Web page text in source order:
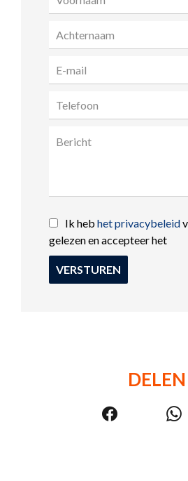
Ik heb het privacybeleid
gelezen en accepteer het
VERSTUREN
DELEN